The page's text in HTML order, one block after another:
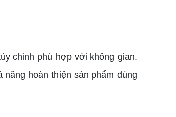
chỉnh phù hợp với không gian.
hoàn thiện sản phẩm đúng